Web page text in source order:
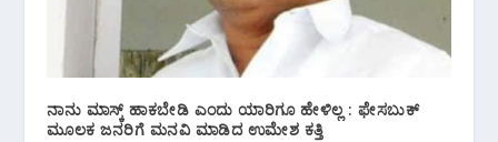
ನಾನು ಮಾಸ್ಕ್ ಹಾಕಬೇಡಿ ಎಂದು ಯಾರಿಗೂ ಹೇಳಿಲ್ಲ : ಫೇಸಬುಕ್
ಮೂಲಕ ಜನರಿಗೆ ಮನವಿ ಮಾಡಿದ ಉಮೇಶ ಕತ್ತಿ